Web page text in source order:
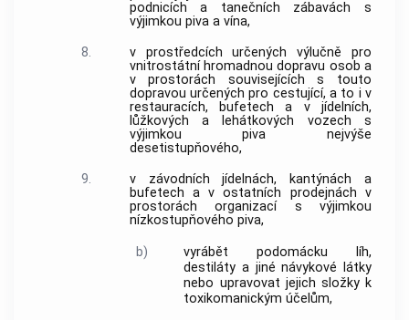
podnicích a tanečních zábavách s
výjimkou piva a vína,
8.
v prostředcích určených výlučně pro
vnitrostátní hromadnou dopravu osob a
v prostorách souvisejících s touto
dopravou určených pro cestující, a to i v
restauracích, bufetech a v jídelních,
lůžkových a lehátkových vozech s
výjimkou piva nejvýše
desetistupňového,
9.
v závodních jídelnách, kantýnách a
bufetech a v ostatních prodejnách v
prostorách organizací s výjimkou
nízkostupňového piva,
b)
vyrábět podomácku líh,
destiláty a jiné návykové látky
nebo upravovat jejich složky k
toxikomanickým účelům,